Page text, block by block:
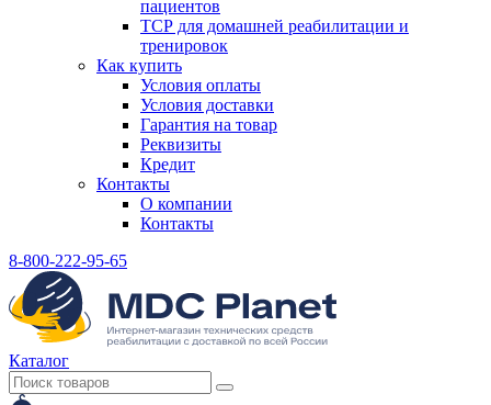
пациентов
ТСР для домашней реабилитации и
тренировок
Как купить
Условия оплаты
Условия доставки
Гарантия на товар
Реквизиты
Кредит
Контакты
О компании
Контакты
8-800-222-95-65
Каталог